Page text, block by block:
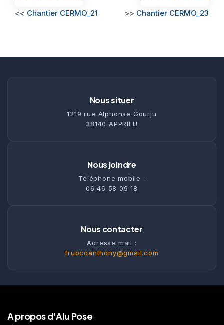
<< Chantier CERMO_21 >> Chantier CERMO_23
Nous situer
1219 rue Alphonse Gourju
38140 APPRIEU
Nous joindre
Téléphone mobile :
06 46 58 09 18
Nous contacter
Adresse mail :
fruocoanthony@gmail.com
A propos d'Alu Pose